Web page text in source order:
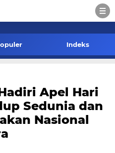
Indeks
Apel Hari
Sedunia dan
Nasional